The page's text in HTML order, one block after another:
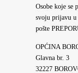
Osobe koje se
svoju prijavu
pošte
OPĆINA
Glavna br. 3
32227